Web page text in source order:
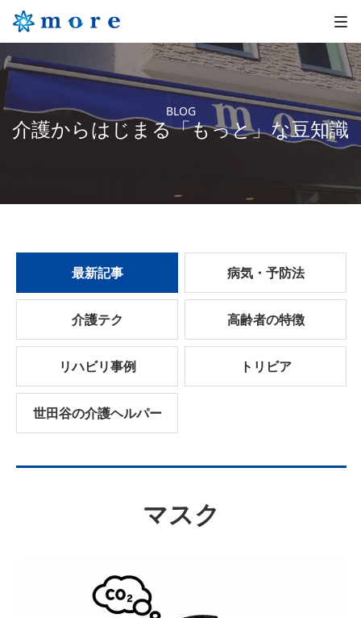
BLOG
介護からはじまる「もっと」な豆知識
最新記事 病気・予防法
介護テク 高齢者の特徴
リハビリ事例 トリビア
世田谷の介護ヘルパー
マスク